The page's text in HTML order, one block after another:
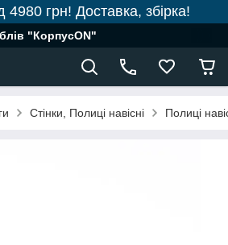
грн! Доставка, збірка!
"КорпусON"
Стінки, Полиці навісні Полиці